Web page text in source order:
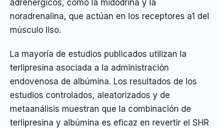
adrenérgicos, como la midodrina y la
noradrenalina, que actúan en los receptores a1 del
músculo liso.
La mayoría de estudios publicados utilizan la
terlipresina asociada a la administración
endovenosa de albúmina. Los resultados de los
estudios controlados, aleatorizados y de
metaanálisis muestran que la combinación de
terlipresina y albúmina es eficaz en revertir el SHR